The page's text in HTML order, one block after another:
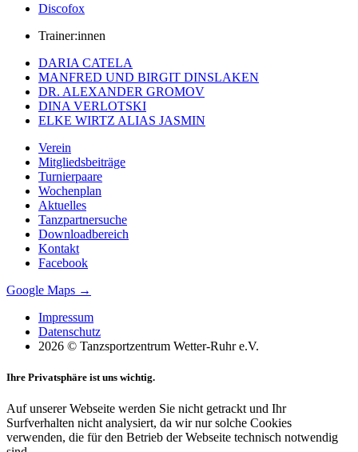
Discofox
Trainer:innen
DARIA CATELA
MANFRED UND BIRGIT DINSLAKEN
DR. ALEXANDER GROMOV
DINA VERLOTSKI
ELKE WIRTZ ALIAS JASMIN
Verein
Mitgliedsbeiträge
Turnierpaare
Wochenplan
Aktuelles
Tanzpartnersuche
Downloadbereich
Kontakt
Facebook
Google Maps →
Impressum
Datenschutz
2026 © Tanzsportzentrum Wetter-Ruhr e.V.
Ihre Privatsphäre ist uns wichtig.
Auf unserer Webseite werden Sie nicht getrackt und Ihr
Surfverhalten nicht analysiert, da wir nur solche Cookies
verwenden, die für den Betrieb der Webseite technisch notwendig